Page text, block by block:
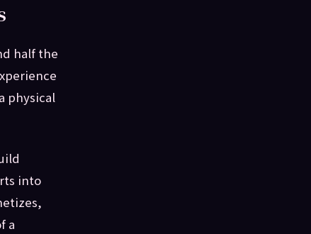
half the
physical
into
a